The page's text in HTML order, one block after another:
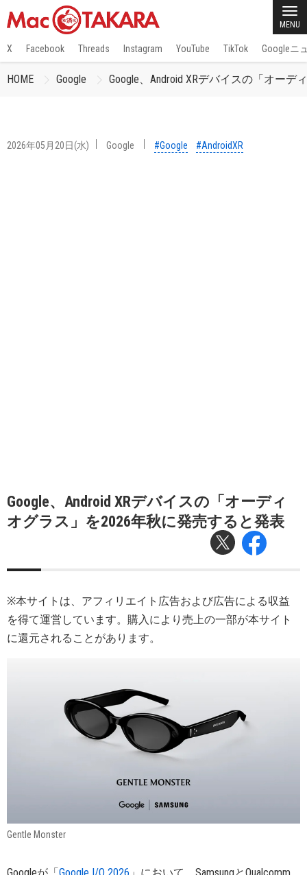
MENU
X Facebook Threads Instagram YouTube TikTok Googleニ
HOME Google Google、Android XRデバイスの「オー
2026年05月20日(水) Google #Google #AndroidXR
Google、Android XRデバイスの「オーディ
オグラス」を2026年秋に発売すると発表
※本サイトは、アフィリエイト広告および広告による収益
を得て運営しています。購入により売上の一部が本サイト
に還元されることがあります。
Gentle Monster